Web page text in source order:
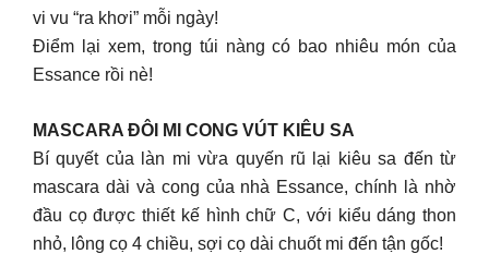
vi vu “ra khơi” mỗi ngày!
Điểm lại xem, trong túi nàng có bao nhiêu món của
Essance rồi nè!
MASCARA ĐÔI MI CONG VÚT KIÊU SA
Bí quyết của làn mi vừa quyến rũ lại kiêu sa đến từ
mascara dài và cong của nhà Essance, chính là nhờ
đầu cọ được thiết kế hình chữ C, với kiểu dáng thon
nhỏ, lông cọ 4 chiều, sợi cọ dài chuốt mi đến tận gốc!